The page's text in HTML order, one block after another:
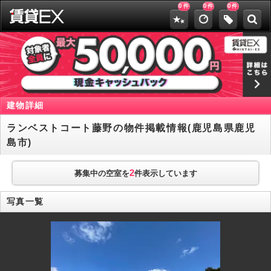
0 件 0件 0件
建物詳細
ランベストコート藤野の物件掲載情報(鹿児島県鹿児
島市)
募集中の空室を2件表示しています
写真一覧